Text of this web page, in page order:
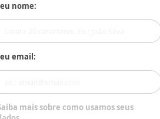
nome:
email:
mais sobre como usamos seus